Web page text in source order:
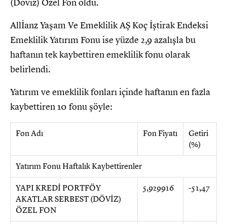
(Döviz) Özel Fon oldu.
Allİanz Yaşam Ve Emeklilik AŞ Koç İştirak Endeksi
Emeklilik Yatırım Fonu ise yüzde 2,9 azalışla bu
haftanın tek kaybettiren emeklilik fonu olarak
belirlendi.
Yatırım ve emeklilik fonları içinde haftanın en fazla
kaybettiren 10 fonu şöyle:
Fon Adı Fon Fiyatı
Getiri
(%)
Yatırım Fonu Haftalık Kaybettirenler
YAPI KREDİ PORTFÖY
AKATLAR SERBEST (DÖVİZ)
ÖZEL FON
5,929916 -51,47